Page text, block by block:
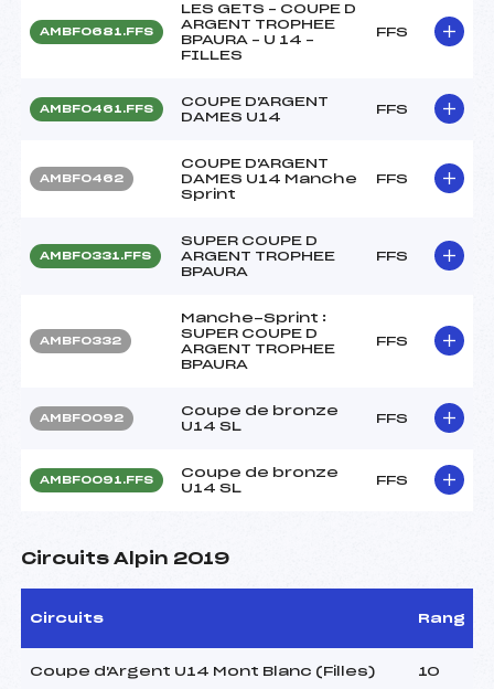
AMBF0681.FFS
LES GETS – COUPE D
ARGENT TROPHEE
BPAURA – U 14 –
FILLES
FFS
AMBF0461.FFS
COUPE D'ARGENT
DAMES U14
FFS
AMBF0462
COUPE D'ARGENT
DAMES U14 Manche
Sprint
FFS
AMBF0331.FFS
SUPER COUPE D
ARGENT TROPHEE
BPAURA
FFS
AMBF0332
Manche-Sprint :
SUPER COUPE D
ARGENT TROPHEE
BPAURA
FFS
AMBF0092
Coupe de bronze
U14 SL
FFS
AMBF0091.FFS
Coupe de bronze
U14 SL
FFS
Circuits Alpin 2019
Circuits Rang
Coupe d'Argent U14 Mont Blanc (Filles) 10